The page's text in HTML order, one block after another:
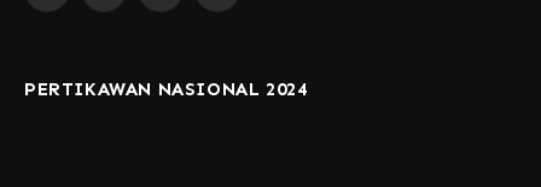
PERTIKAWAN NASIONAL 2024